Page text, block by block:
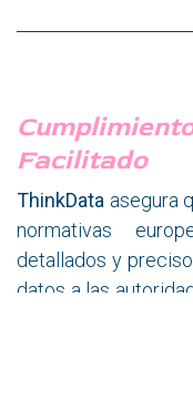
Facilitado
ThinkData asegura
normativas
detallados y
datos a las